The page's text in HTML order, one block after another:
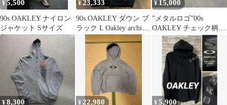
¥5,500
90s OAKLEY ナイロン
ジャケット Sサイズ
¥23,333
90s OAKLEY ダウン ブ
ラック L Oakley archive
¥ 15,000
”メタルロゴ”00s
OAKLEY チェック柄
archive ダウンジャケッ
¥8,300 ¥ 22,980 ¥5,900